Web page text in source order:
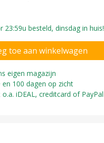
23:59u besteld, dinsdag in huis!
eigen magazijn
100 dagen op zicht
iDEAL, creditcard of PayPal